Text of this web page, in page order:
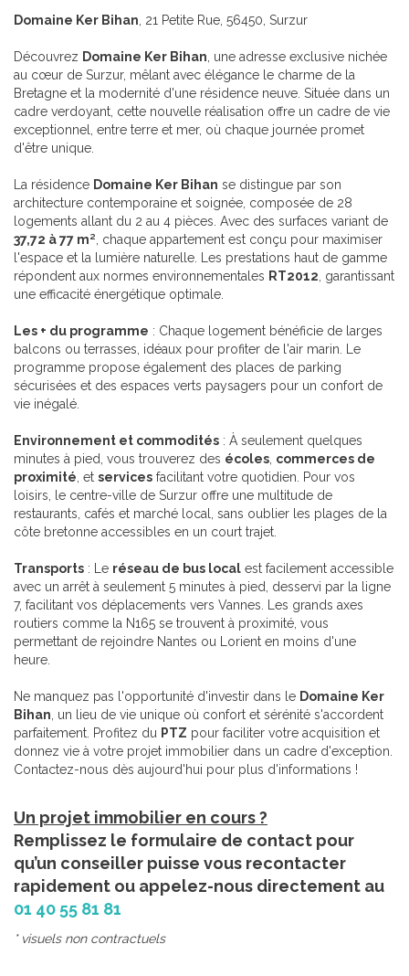
Domaine Ker Bihan, 21 Petite Rue, 56450, Surzur
Découvrez Domaine Ker Bihan, une adresse exclusive nichée
au cœur de Surzur, mêlant avec élégance le charme de la
Bretagne et la modernité d'une résidence neuve. Située dans un
cadre verdoyant, cette nouvelle réalisation offre un cadre de vie
exceptionnel, entre terre et mer, où chaque journée promet
d'être unique.
La résidence Domaine Ker Bihan se distingue par son
architecture contemporaine et soignée, composée de 28
logements allant du 2 au 4 pièces. Avec des surfaces variant de
37,72 à 77 m², chaque appartement est conçu pour maximiser
l'espace et la lumière naturelle. Les prestations haut de gamme
répondent aux normes environnementales RT2012, garantissant
une efficacité énergétique optimale.
Les + du programme : Chaque logement bénéficie de larges
balcons ou terrasses, idéaux pour profiter de l'air marin. Le
programme propose également des places de parking
sécurisées et des espaces verts paysagers pour un confort de
vie inégalé.
Environnement et commodités : À seulement quelques
minutes à pied, vous trouverez des écoles, commerces de
proximité, et services facilitant votre quotidien. Pour vos
loisirs, le centre-ville de Surzur offre une multitude de
restaurants, cafés et marché local, sans oublier les plages de la
côte bretonne accessibles en un court trajet.
Transports : Le réseau de bus local est facilement accessible
avec un arrêt à seulement 5 minutes à pied, desservi par la ligne
7, facilitant vos déplacements vers Vannes. Les grands axes
routiers comme la N165 se trouvent à proximité, vous
permettant de rejoindre Nantes ou Lorient en moins d'une
heure.
Ne manquez pas l'opportunité d'investir dans le Domaine Ker
Bihan, un lieu de vie unique où confort et sérénité s'accordent
parfaitement. Profitez du PTZ pour faciliter votre acquisition et
donnez vie à votre projet immobilier dans un cadre d'exception.
Contactez-nous dès aujourd'hui pour plus d'informations !
Un projet immobilier en cours ?
Remplissez le formulaire de contact pour
qu’un conseiller puisse vous recontacter
rapidement ou appelez-nous directement au
01 40 55 81 81
* visuels non contractuels